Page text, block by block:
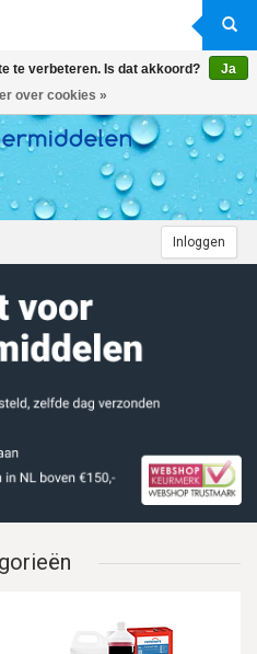
Inloggen
te verbeteren. Is dat akkoord?
Ja
over cookies »